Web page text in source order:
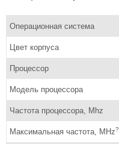
Операционная система
Цвет корпуса
Процессор
Модель процессора
Частота процессора, Mhz
Максимальная частота, MHz?